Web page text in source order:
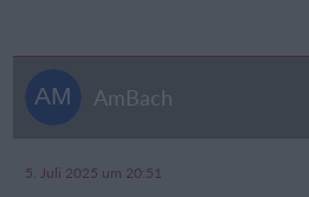
AmBach
5. Juli 2025 um 20:51